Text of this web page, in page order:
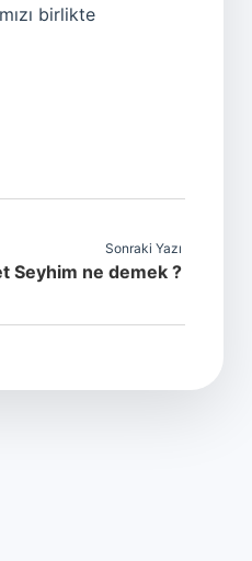
birlikte
Sonraki Yazı
Seyhim ne demek ?